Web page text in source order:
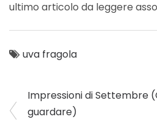
ultimo articolo da leggere
uva fragola
NAVIGAZIONE
ARTICOLI
Impressioni di Settembre
guardare)